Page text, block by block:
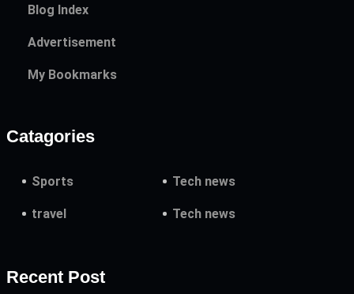
Blog Index
Advertisement
My Bookmarks
Catagories
Sports Tech news
travel Tech news
Recent Post